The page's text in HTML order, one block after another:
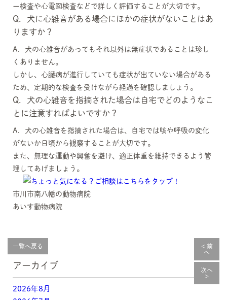
ー検査や心電図検査などで詳しく評価することが大切です。
Q．犬に心雑音がある場合にほかの症状がないことはあ
りますか？
A．犬の心雑音があってもそれ以外は無症状であることは珍し
くありません。
しかし、心臓病が進行していても症状が出ていない場合がある
ため、定期的な検査を受けながら経過を確認しましょう。
Q．犬の心雑音を指摘された場合は自宅でどのようなこ
とに注意すればよいですか？
A．犬の心雑音を指摘された場合は、自宅では咳や呼吸の変化
がないか日頃から観察することが大切です。
また、無理な運動や興奮を避け、適正体重を維持できるよう管
理してあげましょう。
市川市南八幡の動物病院
あいす動物病院
一覧へ戻る < 前
へ
次へ
>
アーカイブ
2026年8月